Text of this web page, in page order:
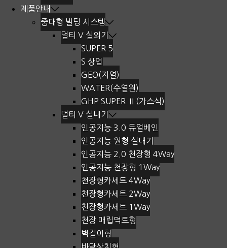
제품안내
중대형 빌딩 시스템
멀티 V 실외기
SUPER 5
S 상업
GEO(지열)
WATER(수열원)
GHP SUPER Ⅱ(가스식)
멀티 V 실내기
인공지능 3.0 듀얼베인
인공지능 원형 실내기
인공지능 2.0 천장형 4Way
인공지능 천장형 1Way
천장형카세트 4Way
천장형카세트 2Way
천장형카세트 1Way
천장 매립덕트형
벽걸이형
바닥상치형